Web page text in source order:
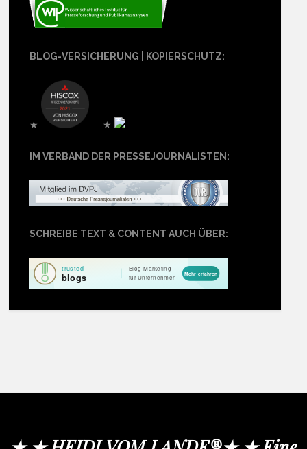
BLOG-VERSICHERUNG | KOPIERSCHUTZ:
★ ★
IM VERBAND DER PRESSEJOURNALISTEN:
SCHREIBE TEXT & CONTENT AUCH ÜBER: